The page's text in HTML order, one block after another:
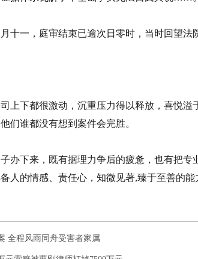
十一，庭审结束已逾次日零时，当时回望法
上下都很激动，沉重压力得以释放，喜悦
们谁都没有想到案件会完胜。
办下来，既有据理力争后的疲惫，也有把
人的情感、责任心，知微见著,臻于至善的能
全程风雨同舟受害者家属